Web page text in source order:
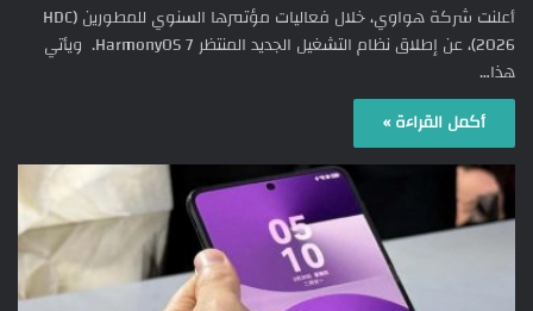
أعلنت شركة هواوي، خلال فعاليات مؤتمرها السنوي للمطورين (HDC
2026)، عن إطلاق نظام التشغيل الجديد المنتظر HarmonyOS 7. ويأتي
هذا…
أكمل القراءة »